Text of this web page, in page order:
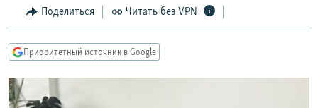
Вернутся
поиску
КУЛЬТУРА
КАВКАЗ.РЕАЛИИ
СЕВЕР.РЕАЛИИ
Поделиться Читать без VPN
Приоритетный источник в Google